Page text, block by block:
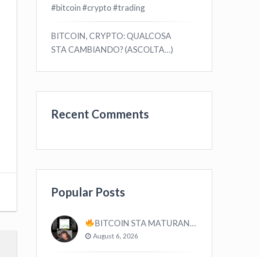
#bitcoin #crypto #trading
BITCOIN, CRYPTO: QUALCOSA
STA CAMBIANDO? (ASCOLTA…)
Recent Comments
Popular Posts
BITCOIN STA MATURANDO? #bitcoin #crypto #trading
August 6, 2026